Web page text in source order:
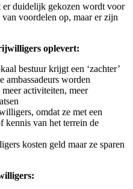
duidelijk gekozen wordt voor
voordelen op, maar er zijn
oplevert:
bestuur krijgt een ‘zachter’
worden
activiteiten, meer
omdat ze met een
kennis van het terrein de
kosten geld maar ze sparen